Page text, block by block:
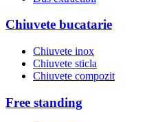
Chiuvete bucatarie
Chiuvete inox
Chiuvete sticla
Chiuvete compozit
Free standing